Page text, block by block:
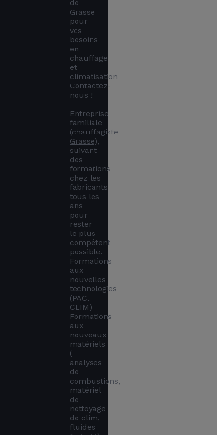
de
Grasse
pour
vos
besoins
en
chauffage
et
climatisation
Contactez-
nous !
Entreprise
(chauffagiste
Grasse),
suivant
des
formations
chez les
fabricants
tous les
ans
pour
rester
le plus
compétent
possible.
Formations
aux
nouvelles
technologies
(PAC,
CLIM)
Formations
aux
nouveaux
matériels
(
analyses
de
combustions,
matériel
de
nettoyage
de clim,
fluides